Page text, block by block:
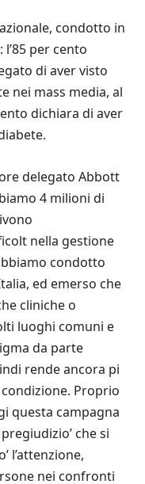
condotto in
per cento
di aver visto
nei mass media, al
dichiara di aver
delegato Abbott
4 milioni di
nella gestione
condotto
ed emerso che
cliniche o
luoghi comuni e
da parte
rende ancora pi
Proprio
questa campagna
che si
l’attenzione,
nei confronti